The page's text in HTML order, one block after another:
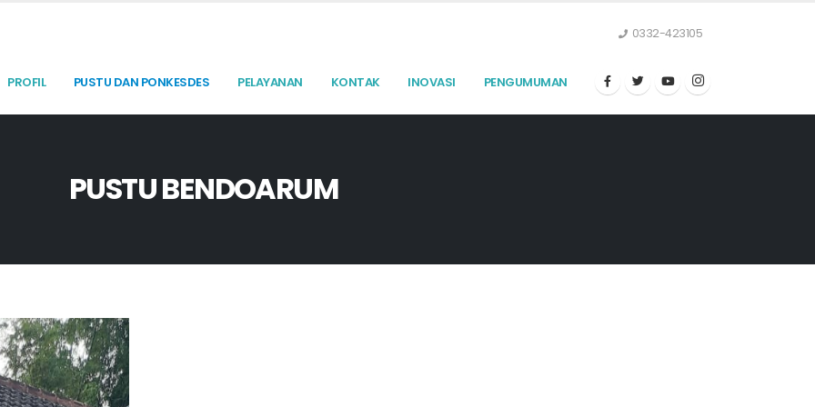
0332-423105
PROFIL PUSTU DAN PONKESDES PELAYANAN KONTAK INOVASI PENGUMUMAN
PUSTU BENDOARUM